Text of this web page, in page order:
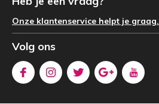
Onze klantenservice helpt je graag.
Volg ons